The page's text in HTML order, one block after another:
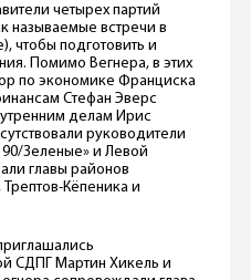
четырех партий
называемые встречи в
чтобы подготовить и
Помимо Вегнера, в этих
по экономике Франциска
Стефан Эверс
делам Ирис
руководители
Зеленые» и Левой
главы районов
Кёпеника и
СДПГ Мартин Хикель и